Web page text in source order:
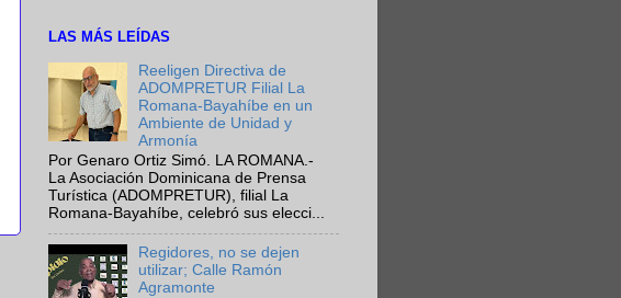
LAS MÁS LEÍDAS
Reeligen Directiva de
ADOMPRETUR Filial La
Romana-Bayahíbe en un
Ambiente de Unidad y
Armonía
Por Genaro Ortiz Simó. LA ROMANA.-
La Asociación Dominicana de Prensa
Turística (ADOMPRETUR), filial La
Romana-Bayahíbe, celebró sus elecci...
Regidores, no se dejen
utilizar; Calle Ramón
Agramonte